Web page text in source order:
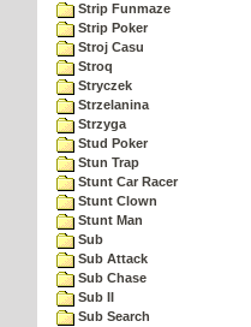
Strip Funmaze
Strip Poker
Stroj Casu
Stroq
Stryczek
Strzelanina
Strzyga
Stud Poker
Stun Trap
Stunt Car Racer
Stunt Clown
Stunt Man
Sub
Sub Attack
Sub Chase
Sub II
Sub Search